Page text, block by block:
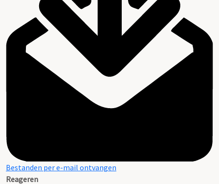
Bestanden per e-mail ontvangen
Reageren